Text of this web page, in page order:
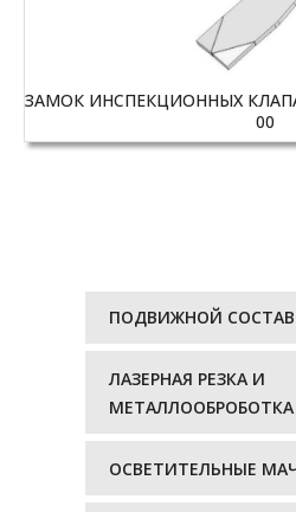
ЗАМОК ИНСПЕКЦИОННЫХ
00
ПОДВИЖНОЙ СОСТАВ
ЛАЗЕРНАЯ РЕЗКА И
МЕТАЛЛООБРОБОТКА
ОСВЕТИТЕЛЬНЫЕ